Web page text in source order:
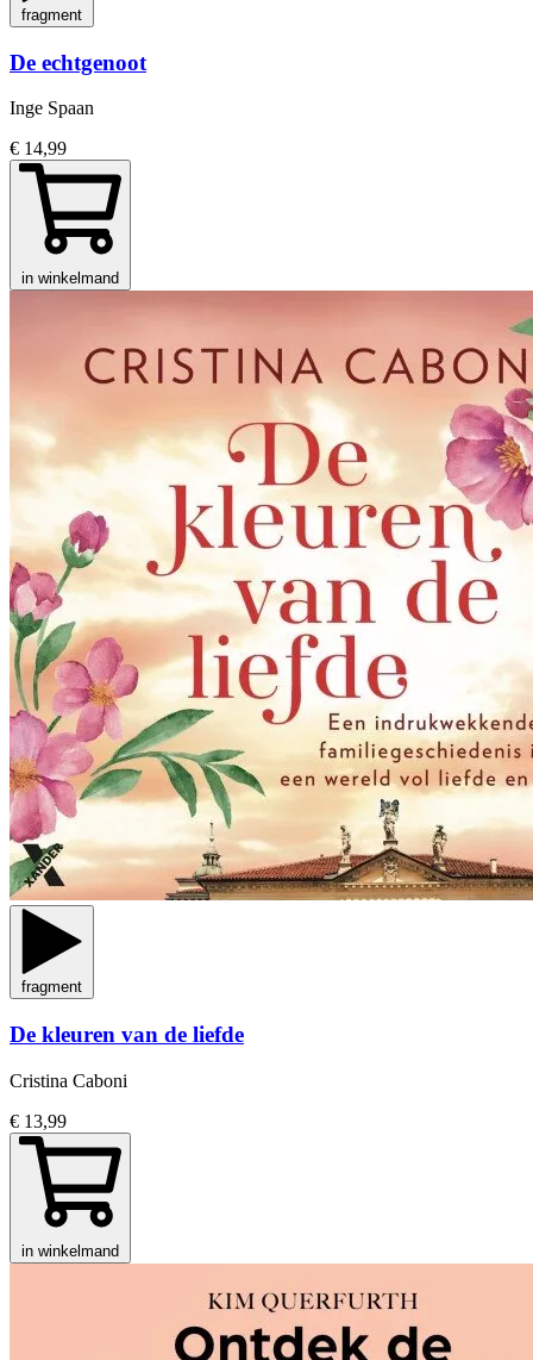
fragment
De echtgenoot
Inge Spaan
€ 14,99
in winkelmand
fragment
De kleuren van de liefde
Cristina Caboni
€ 13,99
in winkelmand